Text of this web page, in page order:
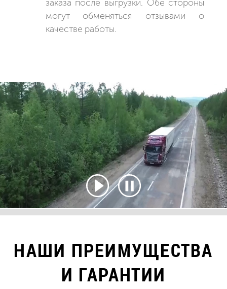
заказа после выгрузки. Обе стороны
могут обменяться отзывами о
качестве работы.
НАШИ ПРЕИМУЩЕСТВА
И ГАРАНТИИ